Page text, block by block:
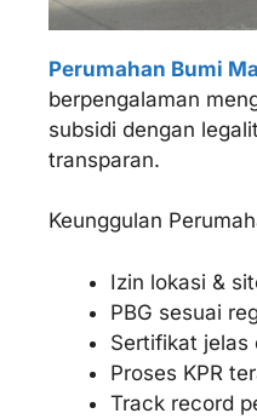
Perumahan Bumi
berpengalaman
subsidi dengan
transparan.
Keunggulan
Izin lokasi &
PBG sesuai
Sertifikat jelas
Proses KPR
Track record